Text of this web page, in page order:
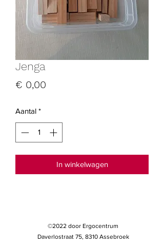
Jenga
€ 0,00
Aantal *
In winkelwagen
©2022 door Ergocentrum
Daverlostraat 75, 8310 Assebroek